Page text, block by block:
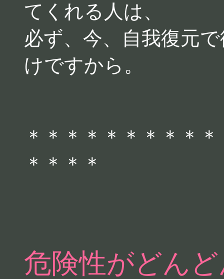
てくれる人は、
必ず、今、自我復元
けですから。
＊＊＊＊＊＊＊＊＊
＊＊＊＊
危険性がどん